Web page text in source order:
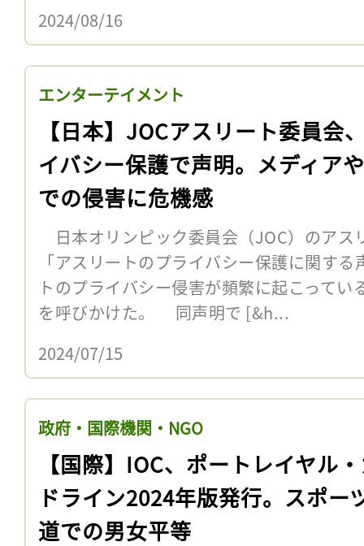
2024/08/16
エンターテイメント
【日本】JOCアスリート委員会
イバシー保護で声明。メディア
での侵害に危機感
日本オリンピック委員会（JOC）のアス
「アスリートのプライバシー保護に関す
トのプライバシー侵害が頻繁に起こって
を呼びかけた。 同声明で [&h...
2024/07/15
政府・国際機関・NGO
【国際】IOC、ポートレイヤル
ドライン2024年版発行。スポー
道での男女平等